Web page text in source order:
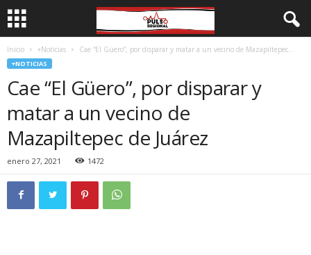
Inicio +Noticias Cae “El Güero”, por disparar y matar a un vecino de Mazapiltepec...
+NOTICIAS
Cae “El Güero”, por disparar y
matar a un vecino de
Mazapiltepec de Juárez
enero 27, 2021 1472